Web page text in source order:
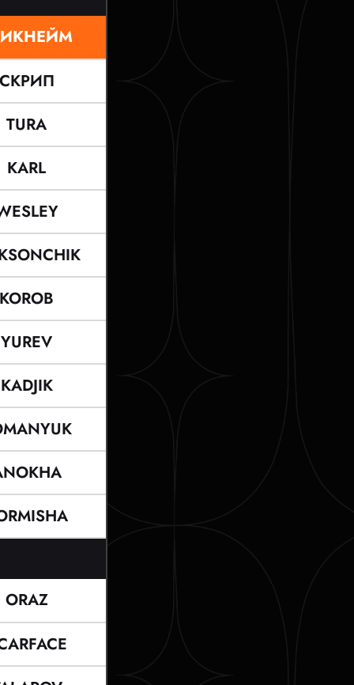
TURA
KARL
KOROB
YUREV
KADJIK
ORAZ